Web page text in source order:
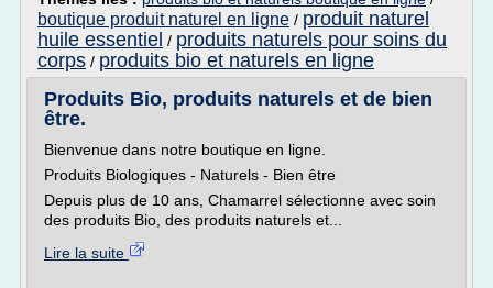
boutique produit naturel en ligne / produit naturel
huile essentiel / produits naturels pour soins du
corps / produits bio et naturels en ligne
Produits Bio, produits naturels et de bien
être.
Bienvenue dans notre boutique en ligne.
Produits Biologiques - Naturels - Bien être
Depuis plus de 10 ans, Chamarrel sélectionne avec soin
des produits Bio, des produits naturels et...
Lire la suite